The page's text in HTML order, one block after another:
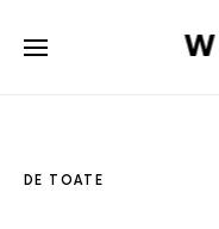
DE TOATE